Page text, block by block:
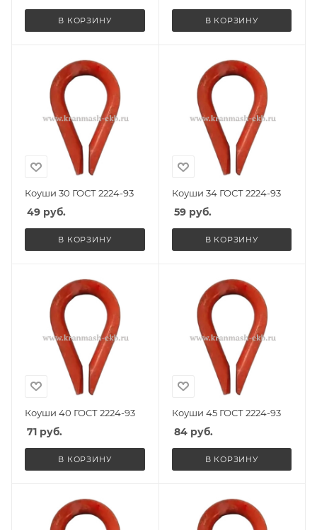
В КОРЗИНУ В КОРЗИНУ
Коуши 30 ГОСТ 2224-93
49 руб.
В КОРЗИНУ
Коуши 34 ГОСТ 2224-93
59руб.
В КОРЗИНУ
Коуши 40 ГОСТ 2224-93
71 руб.
В КОРЗИНУ
Коуши 45 ГОСТ 2224-93
84руб.
В КОРЗИНУ